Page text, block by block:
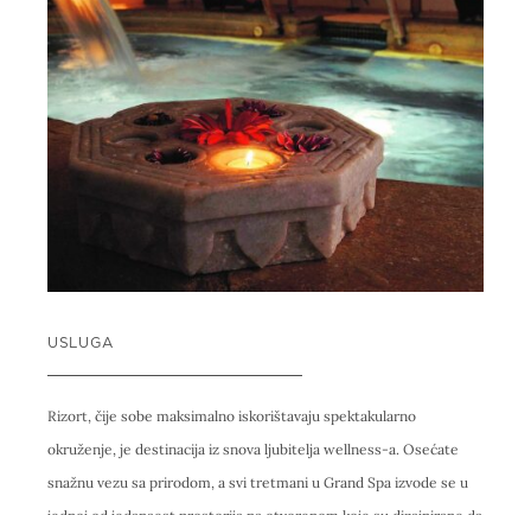
USLUGA
Rizort, čije sobe maksimalno iskorištavaju spektakularno
okruženje, je destinacija iz snova ljubitelja wellness-a. Osećate
snažnu vezu sa prirodom, a svi tretmani u Grand Spa izvode se u